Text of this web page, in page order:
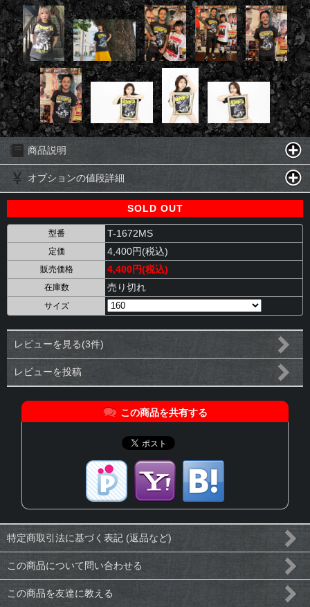
商品説明
オプションの値段詳細
SOLD OUT
型番 T-1672MS
定価 4,400円(税込)
販売価格 4,400円(税込)
在庫数 売り切れ
サイズ
レビューを見る(3件)
レビューを投稿
この商品を共有する
特定商取引法に基づく表記 (返品など)
この商品について問い合わせる
この商品を友達に教える